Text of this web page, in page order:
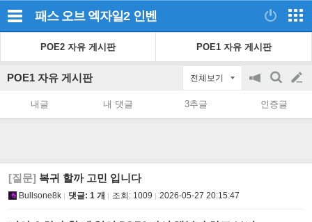
패스 오브 엑자일2 인벤
POE2 자유 게시판 POE1 자유 게시판
POE1 자유 게시판 전체보기
공
on/off
검
색
글
쓰
내글 내 댓글 3추글 인증글
[질문] 복귀 할까 고민 입니다
Bullsone8k 댓글: 1 개 조회: 1009 2026-05-27 20:15:47